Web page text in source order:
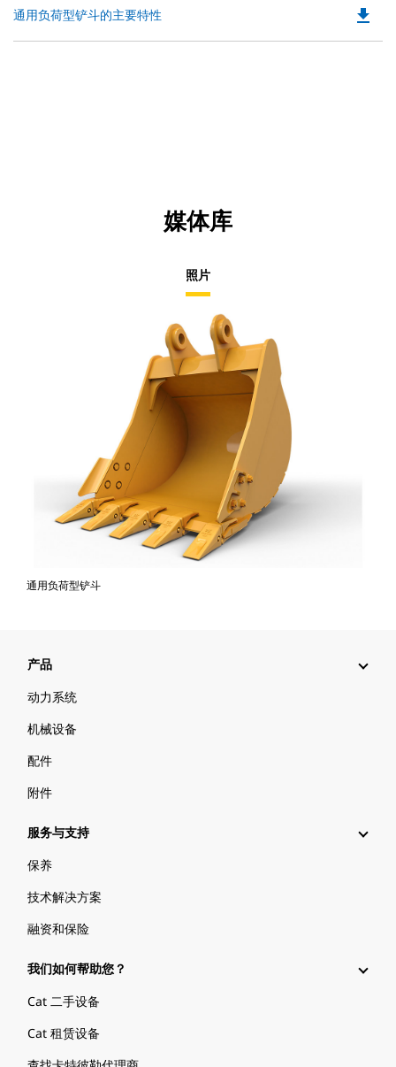
通用负荷型铲斗的主要特性 file_download
媒体库
照片
通用负荷型铲斗
产品
动力系统
机械设备
配件
附件
服务与支持
保养
技术解决方案
融资和保险
我们如何帮助您？
Cat 二手设备
Cat 租赁设备